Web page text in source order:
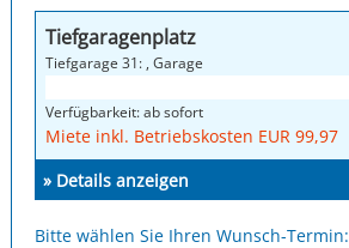
Tiefgaragenplatz
Tiefgarage 31: , Garage
Verfügbarkeit: ab sofort
Miete inkl. Betriebskosten EUR 99,97
» Details anzeigen
Bitte wählen Sie Ihren Wunsch-Termin: